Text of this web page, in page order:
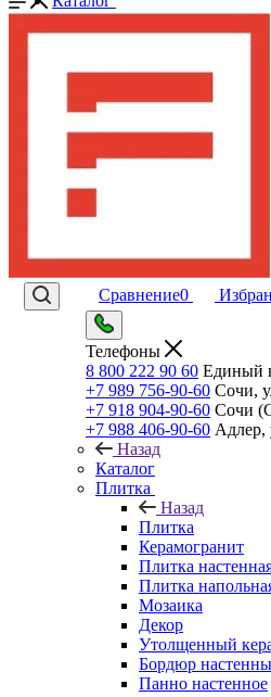
Сравнение0
Телефоны
8 800 222 90 60 Единый
+7 989 756-90-60 Сочи,
+7 918 904-90-60 Сочи
+7 988 406-90-60 Адлер,
Назад
Каталог
Плитка
Назад
Плитка
Керамогранит
Плитка
Плитка
Мозаика
Декор
Утолщенный
Бордюр
Панно настенное